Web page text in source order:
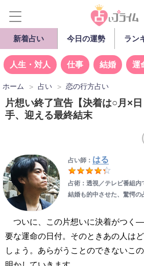
新着占い 今日の運勢 ラン
人生・対人 仕事 結婚 運
ホーム 占い 恋の行方占い
片想い終了宣告【決着は○月×
手、迎える最終結末
占い師： はる
占術：透視／テレビ番組内
結婚も的中させた、驚愕の
ついに、この片想いに決着がつく
要な運命の日付。そのときあの人は
しょう。あらがうことのできないこ